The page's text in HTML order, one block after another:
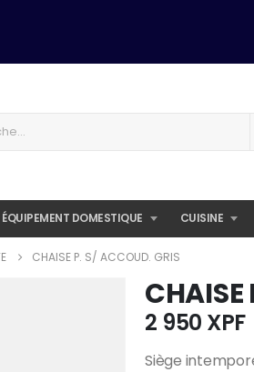
ÉQUIPEMENT DOMESTIQUE CUISINE
CHAISE P. S/ ACCOUD. GRIS
CHAISE
2 950 XPF
Siège